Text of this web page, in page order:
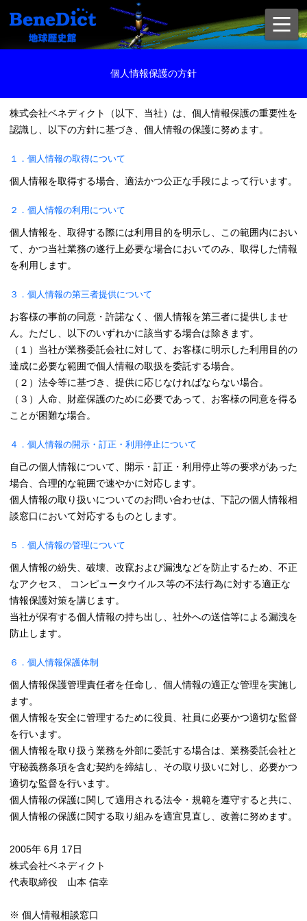
個人情報保護の方針
株式会社ベネディクト（以下、当社）は、個人情報保護の重要性を
認識し、以下の方針に基づき、個人情報の保護に努めます。
１．個人情報の取得について
個人情報を取得する場合、適法かつ公正な手段によって行います。
２．個人情報の利用について
個人情報を、取得する際には利用目的を明示し、この範囲内におい
て、かつ当社業務の遂行上必要な場合においてのみ、取得した情報
を利用します。
３．個人情報の第三者提供について
お客様の事前の同意・許諾なく、個人情報を第三者に提供しませ
ん。ただし、以下のいずれかに該当する場合は除きます。
（１）当社が業務委託会社に対して、お客様に明示した利用目的の
達成に必要な範囲で個人情報の取扱を委託する場合。
（２）法令等に基づき、提供に応じなければならない場合。
（３）人命、財産保護のために必要であって、お客様の同意を得る
ことが困難な場合。
４．個人情報の開示・訂正・利用停止について
自己の個人情報について、開示・訂正・利用停止等の要求があった
場合、合理的な範囲で速やかに対応します。
個人情報の取り扱いについてのお問い合わせは、下記の個人情報相
談窓口において対応するものとします。
５．個人情報の管理について
個人情報の紛失、破壊、改竄および漏洩などを防止するため、不正
なアクセス、 コンピュータウイルス等の不法行為に対する適正な
情報保護対策を講じます。
当社が保有する個人情報の持ち出し、社外への送信等による漏洩を
防止します。
６．個人情報保護体制
個人情報保護管理責任者を任命し、個人情報の適正な管理を実施し
ます。
個人情報を安全に管理するために役員、社員に必要かつ適切な監督
を行います。
個人情報を取り扱う業務を外部に委託する場合は、業務委託会社と
守秘義務条項を含む契約を締結し、その取り扱いに対し、必要かつ
適切な監督を行います。
個人情報の保護に関して適用される法令・規範を遵守すると共に、
個人情報の保護に関する取り組みを適宜見直し、改善に努めます。
2005年 6月 17日
株式会社ベネディクト
代表取締役 山本 信幸
※ 個人情報相談窓口